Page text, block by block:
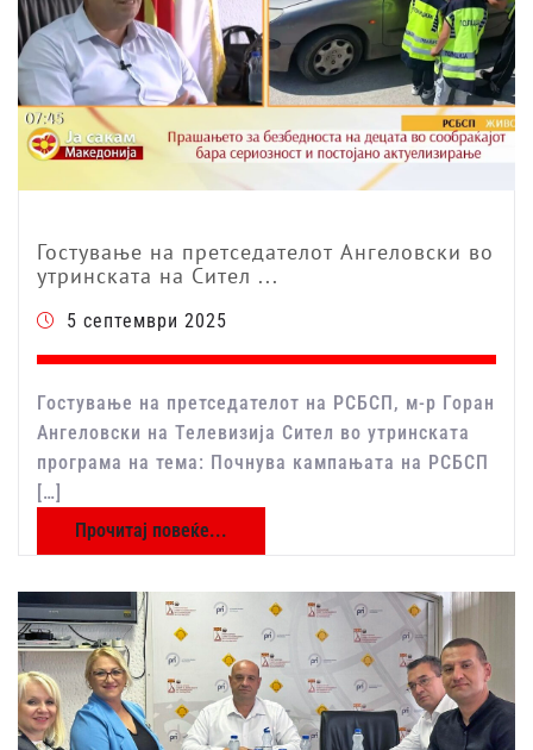
Гостување на претседателот Ангеловски во
утринската на Сител ...
5 септември 2025
Гостување на претседателот на РСБСП, м-р Горан
Ангеловски на Телевизија Сител во утринската
програма на тема: Почнува кампањата на РСБСП
[…]
Прочитај повеќе...